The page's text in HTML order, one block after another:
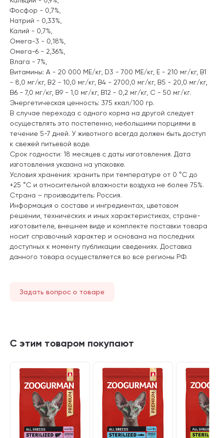
Фосфор - 0,7%,
Натрий - 0,33%,
Калий - 0,7%,
Омега-3 - 0,18%,
Омега-6 - 2,36%,
Влага - 7%,
Витамины: А - 20 000 МЕ/кг, D3 - 700 ME/кг, Е - 210 мг/кг, В1
- 8,0 мг/кг, В2 - 10,0 мг/кг, В4 - 2700,0 мг/кг, В5 - 20,0 мг/кг,
В6 - 7,0 мг/кг, B9 - 1,0 мг/кг, В12 - 0,2 мг/кг, C - 50 мг/кг.
Энергетическая ценность: 375 ккал/100 гр.
В случае перехода с одного корма на другой следует
осуществлять это постепенно, небольшими порциями в
течение 5-7 дней. У животного всегда должен быть доступ
к свежей питьевой воде.
Срок годности: 18 месяцев с даты изготовления. Дата
изготовления указана на упаковке.
Условия хранения: хранить при температуре от 0 °C до
+25 °C и относительной влажности воздуха не более 75%.
Страна – производитель: Россия.
Информация о составе и ингредиентах, цветовом
решении, технических и иных характеристиках, стране-
изготовителе, внешнем виде и комплекте поставки товара
носит справочный характер и основана на последних
доступных к моменту публикации сведениях. Доставка
данного товара осуществляется во все регионы РФ.
Задать вопрос о товаре
С этим товаром покупают